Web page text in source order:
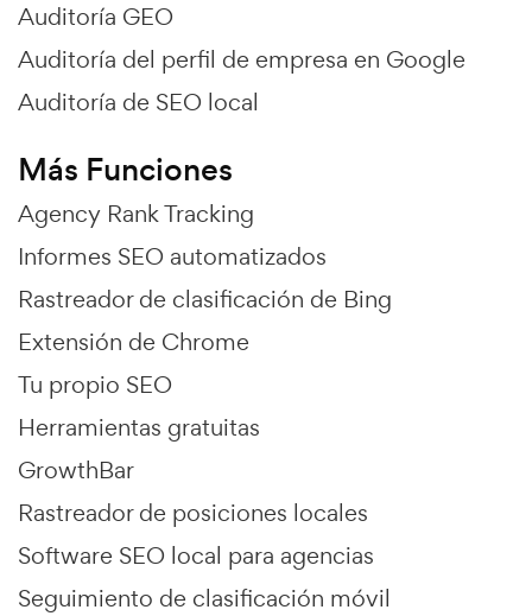
Auditoría GEO
Auditoría del perfil de empresa en Google
Auditoría de SEO local
Más Funciones
Agency Rank Tracking
Informes SEO automatizados
Rastreador de clasificación de Bing
Extensión de Chrome
Tu propio SEO
Herramientas gratuitas
GrowthBar
Rastreador de posiciones locales
Software SEO local para agencias
Seguimiento de clasificación móvil